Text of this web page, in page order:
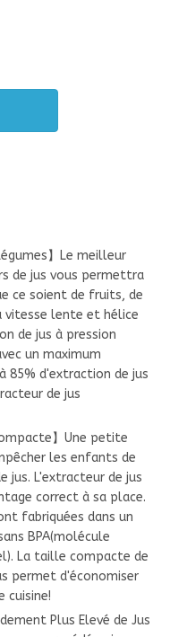
】Le meilleur
de jus vous permettra
ce soient de fruits, de
vitesse lente et hélice
de jus à pression
un maximum
85% d'extraction de jus
de jus
】Une petite
les enfants de
jus. L'extracteur de jus
correct à sa place.
fabriquées dans un
BPA(molécule
La taille compacte de
permet d'économiser
cuisine!
Plus Elevé de Jus